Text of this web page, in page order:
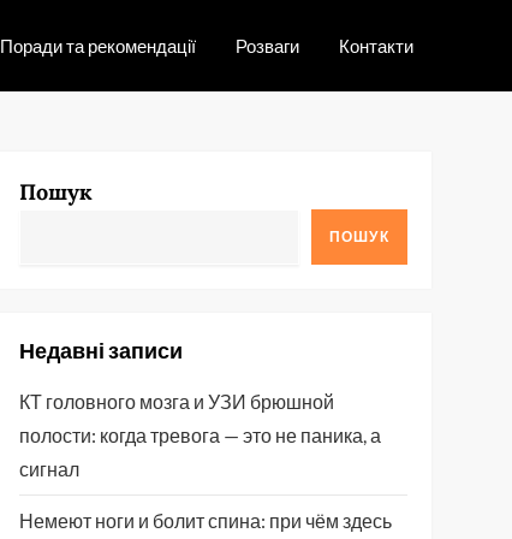
Поради та рекомендації Розваги Контакти
Пошук
ПОШУК
Недавні записи
КТ головного мозга и УЗИ брюшной
полости: когда тревога — это не паника, а
сигнал
Немеют ноги и болит спина: при чём здесь